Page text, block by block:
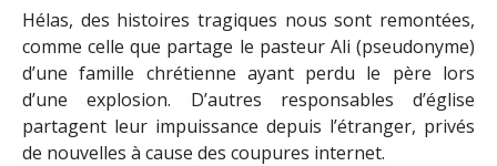
Hélas, des histoires tragiques nous sont remontées,
comme celle que partage le pasteur Ali (pseudonyme)
d’une famille chrétienne ayant perdu le père lors
d’une explosion. D’autres responsables d’église
partagent leur impuissance depuis l’étranger, privés
de nouvelles à cause des coupures internet.